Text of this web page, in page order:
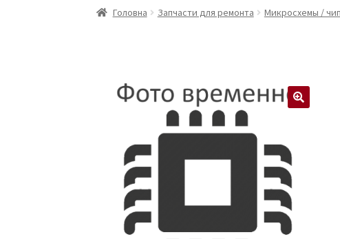
Головна Запчасти для ремонта Микросхемы /